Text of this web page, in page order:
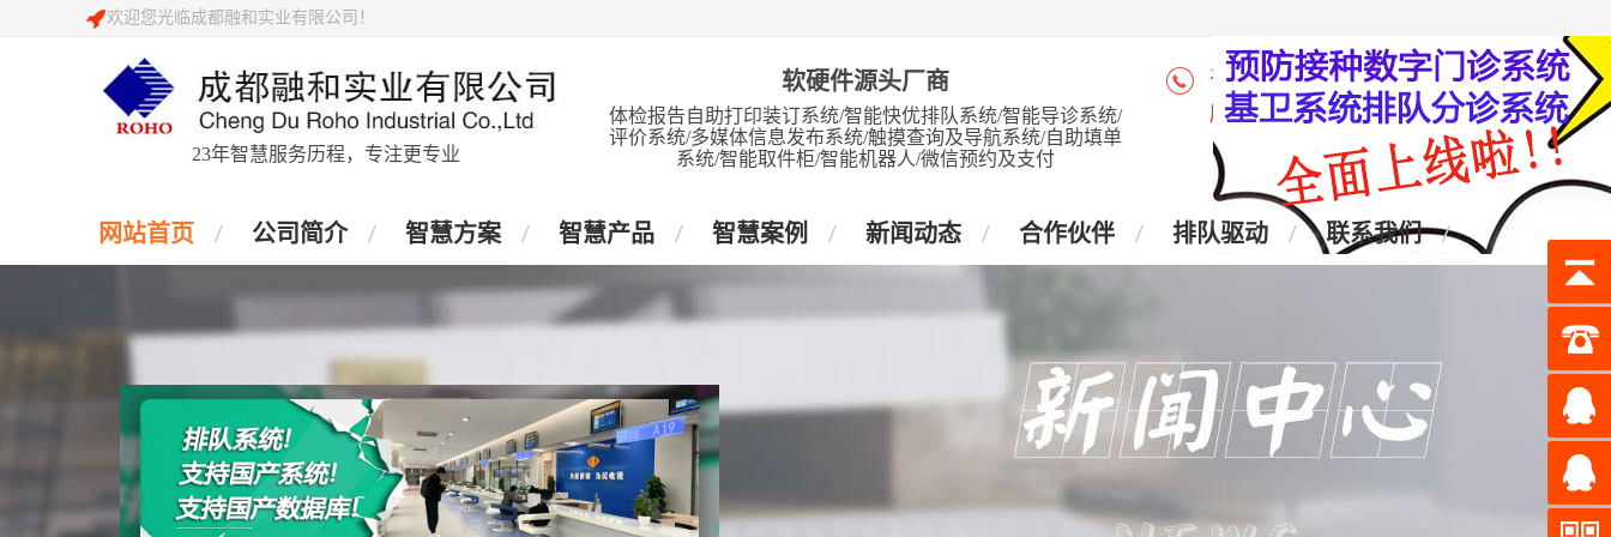
欢迎您光临成都融和实业有限公司！
23年智慧服务历程，专注更专业
软硬件源头厂商
体检报告自助打印装订系统/智能快优排队系统/智能导诊系统/
评价系统/多媒体信息发布系统/触摸查询及导航系统/自助填单
系统/智能取件柜/智能机器人/微信预约及支付
咨询热线：4006-028-965
座 机：028-87438905
网站首页 公司简介 智慧方案 智慧产品 智慧案例 新闻动态 合作伙伴 排队驱动 联系我们